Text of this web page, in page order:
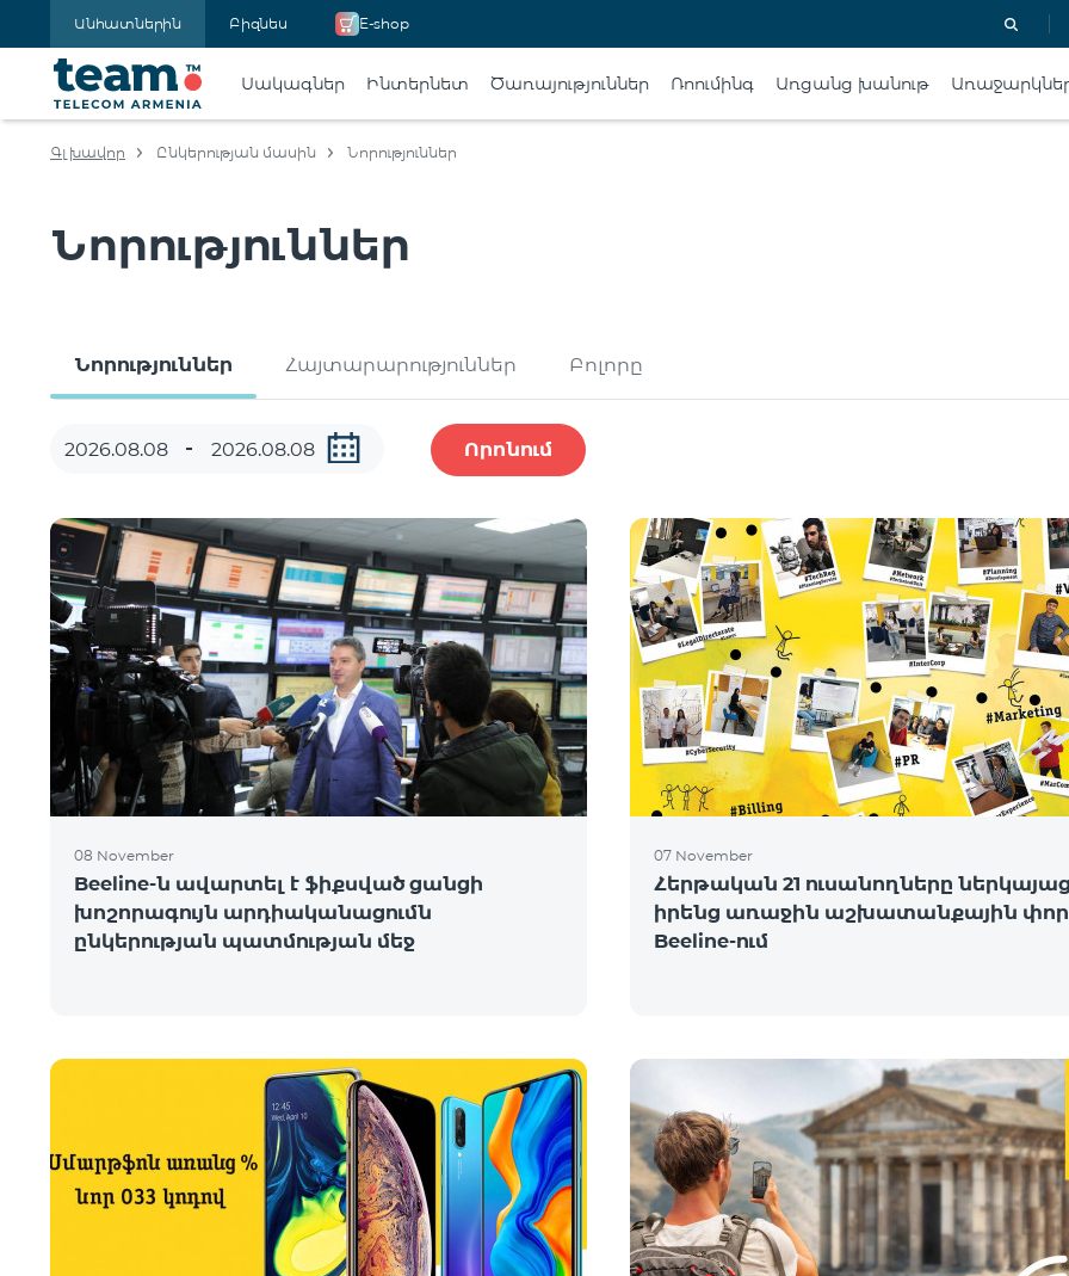
Անհատներին Բիզնես E-shop
Սակագներ Ինտերնետ Ծառայություններ Ռոումինգ Առցանց խանութ
Գլխավոր Ընկերության մասին Նորություններ
Նորություններ
Նորություններ Հայտարարություններ Բոլորը
Որոնում
08 November
Beeline-ն ավարտել է ֆիքսված ցանցի
խոշորագույն արդիականացումն
ընկերության պատմության մեջ
07 November
Հերթական 21 ուսանողները
իրենց առաջին աշխատանքային
Beeline-ում